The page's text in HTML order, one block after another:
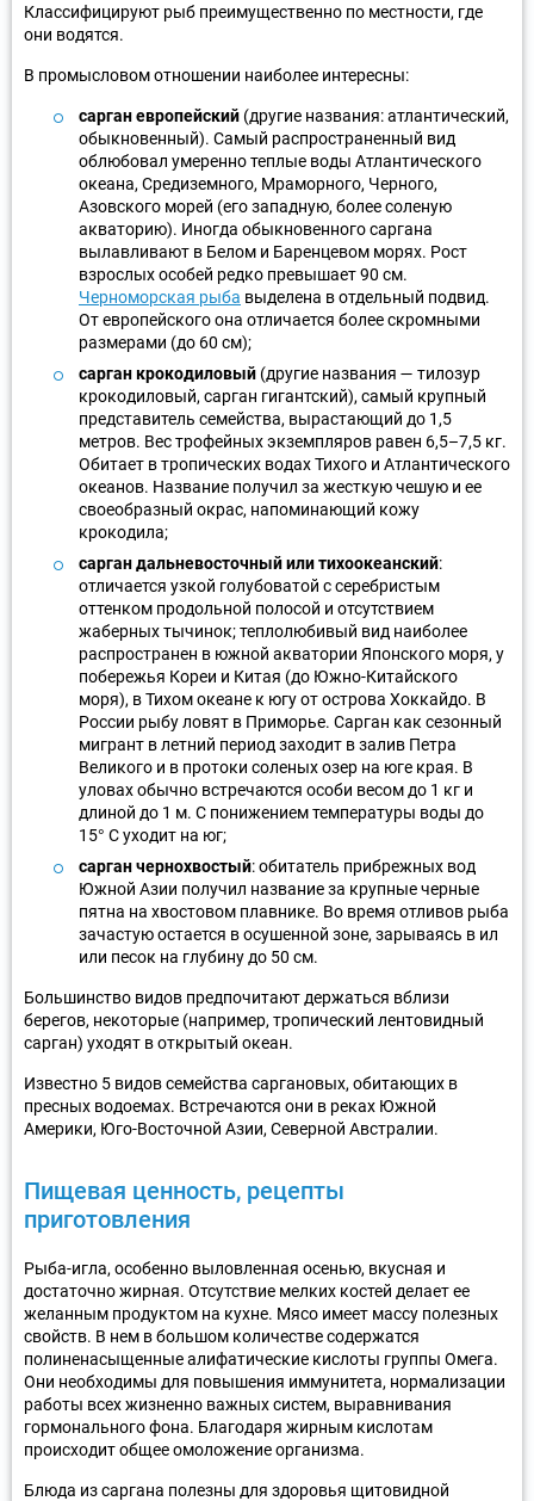
Классифицируют рыб преимущественно по местности, где
они водятся.
В промысловом отношении наиболее интересны:
сарган европейский (другие названия: атлантический,
обыкновенный). Самый распространенный вид
облюбовал умеренно теплые воды Атлантического
океана, Средиземного, Мраморного, Черного,
Азовского морей (его западную, более соленую
акваторию). Иногда обыкновенного саргана
вылавливают в Белом и Баренцевом морях. Рост
взрослых особей редко превышает 90 см.
Черноморская рыба выделена в отдельный подвид.
От европейского она отличается более скромными
размерами (до 60 см);
сарган крокодиловый (другие названия — тилозур
крокодиловый, сарган гигантский), самый крупный
представитель семейства, вырастающий до 1,5
метров. Вес трофейных экземпляров равен 6,5–7,5 кг.
Обитает в тропических водах Тихого и Атлантического
океанов. Название получил за жесткую чешую и ее
своеобразный окрас, напоминающий кожу
крокодила;
сарган дальневосточный или тихоокеанский:
отличается узкой голубоватой с серебристым
оттенком продольной полосой и отсутствием
жаберных тычинок; теплолюбивый вид наиболее
распространен в южной акватории Японского моря, у
побережья Кореи и Китая (до Южно-Китайского
моря), в Тихом океане к югу от острова Хоккайдо. В
России рыбу ловят в Приморье. Сарган как сезонный
мигрант в летний период заходит в залив Петра
Великого и в протоки соленых озер на юге края. В
уловах обычно встречаются особи весом до 1 кг и
длиной до 1 м. С понижением температуры воды до
15° С уходит на юг;
сарган чернохвостый: обитатель прибрежных вод
Южной Азии получил название за крупные черные
пятна на хвостовом плавнике. Во время отливов рыба
зачастую остается в осушенной зоне, зарываясь в ил
или песок на глубину до 50 см.
Большинство видов предпочитают держаться вблизи
берегов, некоторые (например, тропический лентовидный
сарган) уходят в открытый океан.
Известно 5 видов семейства саргановых, обитающих в
пресных водоемах. Встречаются они в реках Южной
Америки, Юго-Восточной Азии, Северной Австралии.
Пищевая ценность, рецепты
приготовления
Рыба-игла, особенно выловленная осенью, вкусная и
достаточно жирная. Отсутствие мелких костей делает ее
желанным продуктом на кухне. Мясо имеет массу полезных
свойств. В нем в большом количестве содержатся
полиненасыщенные алифатические кислоты группы Омега.
Они необходимы для повышения иммунитета, нормализации
работы всех жизненно важных систем, выравнивания
гормонального фона. Благодаря жирным кислотам
происходит общее омоложение организма.
Блюда из саргана полезны для здоровья щитовидной